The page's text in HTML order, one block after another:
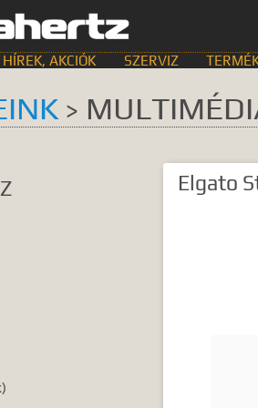
HÍREK, AKCIÓK SZERVIZ
>
Elgato